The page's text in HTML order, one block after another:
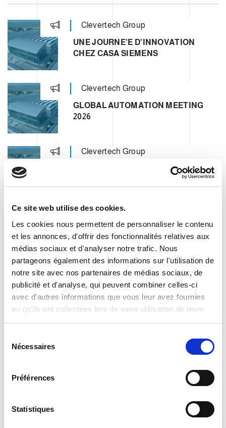
Ce site web utilise des cookies.
Les cookies nous permettent de personnaliser le contenu
et les annonces, d'offrir des fonctionnalités relatives aux
médias sociaux et d'analyser notre trafic. Nous
partageons également des informations sur l'utilisation de
notre site avec nos partenaires de médias sociaux, de
publicité et d'analyse, qui peuvent combiner celles-ci
avec d'autres informations que vous leur avez fournies
ou qu'ils ont collectées lors de votre utilisation de leurs
services.
Nécessaires
Préférences
Statistiques
Clevertech Group
UNE JOURNE'E D'INNOVATION
CHEZ CASA SIEMENS
Clevertech Group
GLOBAL AUTOMATION MEETING
2026
Clevertech Group
OPERATION UNIT ROBOTICS & E-
COMMERCE – CLEVERTECH
LES POSTES OUVERTS
QUALIFIÉS NON.
CATEGORIE
JOURNAL
APERÇU DU MARCHÉ
TECHNOLOGIE
TAGS